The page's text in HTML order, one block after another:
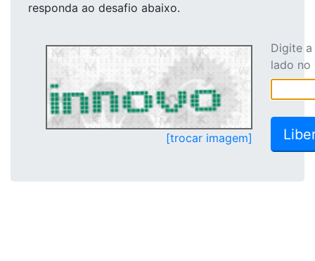
responda ao desafio abaixo.
[trocar imagem]
Digite
lado no